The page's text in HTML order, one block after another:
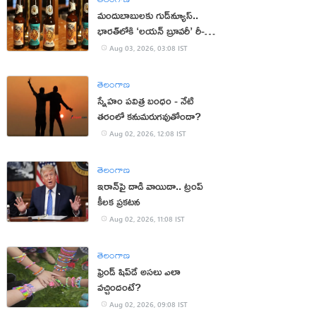
మందుబాబులకు గుడ్‌న్యూస్..
భారత్‌లోకి ‘లయన్ బ్రూవరీ’ రీ-
ఎంట్రీAug 03, 2026, 03:08 IST
తెలంగాణ
స్నేహం పవిత్ర బంధం - నేటి
తరంలో కనుమరుగవుతోందా?
Aug 02, 2026, 12:08 IST
తెలంగాణ
ఇరాన్‌పై దాడి వాయిదా.. ట్రంప్
కీలక ప్రకటన
Aug 02, 2026, 11:08 IST
తెలంగాణ
ఫ్రెండ్ షిప్‌డే అసలు ఎలా
వచ్చిందంటే?
Aug 02, 2026, 09:08 IST